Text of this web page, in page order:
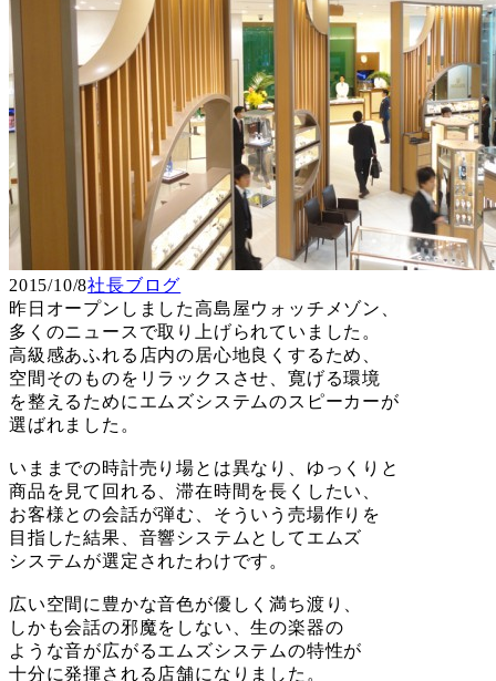
2015/10/8社長ブログ
昨日オープンしました高島屋ウォッチメゾン、
多くのニュースで取り上げられていました。
高級感あふれる店内の居心地良くするため、
空間そのものをリラックスさせ、寛げる環境
を整えるためにエムズシステムのスピーカーが
選ばれました。
いままでの時計売り場とは異なり、ゆっくりと
商品を見て回れる、滞在時間を長くしたい、
お客様との会話が弾む、そういう売場作りを
目指した結果、音響システムとしてエムズ
システムが選定されたわけです。
広い空間に豊かな音色が優しく満ち渡り、
しかも会話の邪魔をしない、生の楽器の
ような音が広がるエムズシステムの特性が
十分に発揮される店舗になりました。